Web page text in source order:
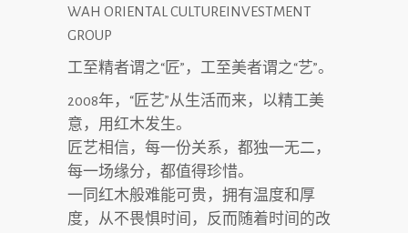
WAH ORIENTAL CULTUREINVESTMENT
GROUP
工至精者谓之“匠”，工至美者谓之“艺”。
2008年，“匠艺”从生活而来，以精工美
意，用红木发生。
匠艺相信，每一份关系，都独一无二，
每一场缘分，都值得珍惜。
一同红木般难能可贵，拥有温度和厚
度，从不畏惧时间，反而随着时间的改